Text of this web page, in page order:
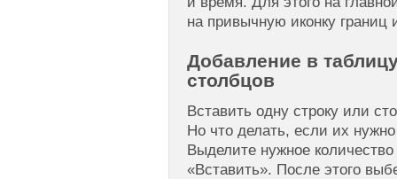
на привычную иконку
Добавление в
столбцов
Вставить одну строку или
Но что делать, если их
Выделите нужное
«Вставить». После этого